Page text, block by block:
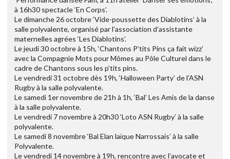
à 16h30 spectacle ‘En Corps’.
Le dimanche 26 octobre ‘Vide-poussette des Diablotins’ à la
salle polyvalente, organisé par l’association d’assistante
maternelles agrées ‘Les Diablotins’.
Le jeudi 30 octobre à 15h, ‘Chantons P’tits Pins ça fait wizz’
avec la Compagnie Mots pour Mômes au Pôle Culturel dans le
cadre de Chantons sous les p’tits pins.
Le vendredi 31 octobre dès 19h, ‘Halloween Party’ de l’ASN
Rugby à la salle polyvalente.
Le samedi 1er novembre de 21h à 1h, ‘Bal’ Les Amis de la danse
à la salle polyvalente.
Le vendredi 7 novembre à 20h30 ‘Loto ASN Rugby’ à la salle
polyvalente.
Le samedi 8 novembre ‘Bal Elan laïque Narrossais’ à la salle
Polyvalente.
Le vendredi 14 novembre à 19h, rencontre avec l’avocate et